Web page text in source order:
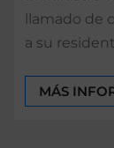
llamado de
a su
MÁS